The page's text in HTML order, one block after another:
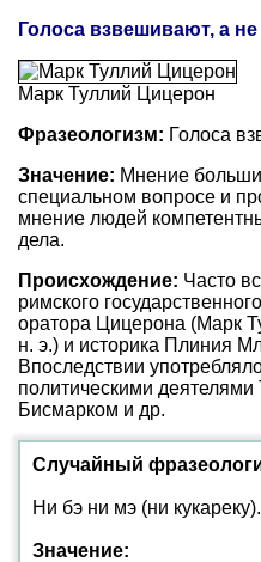
Голоса взвешивают, а
Марк Туллий Цицерон
Фразеологизм: Голоса
Значение: Мнение
специальном вопросе и
мнение людей
дела.
Происхождение: Часто
римского
оратора Цицерона (Марк
н. э.) и историка Плиния
Впоследствии
политическими
Бисмарком и др.
Случайный
Ни бэ ни мэ (ни кукареку).
Значение: